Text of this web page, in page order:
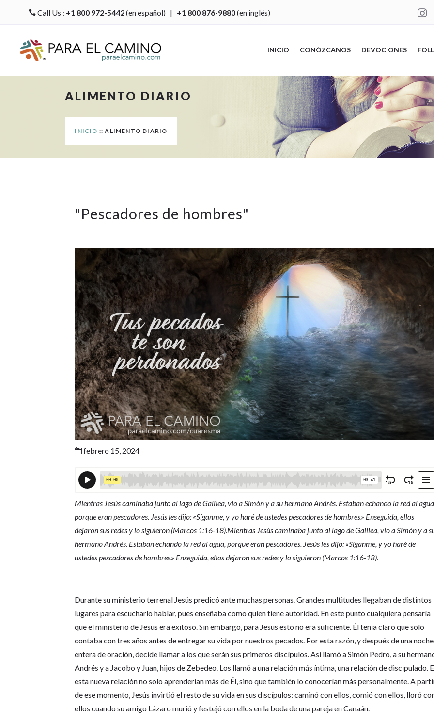
Call Us : +1 800 972-5442(en español) | +1 800 876-9880(en inglés) 
INICIO CONÓZCANOS DEVOCIONES
ALIMENTO DIARIO
INICIO :: ALIMENTO DIARIO
"Pescadores de hombres"
 febrero 15, 2024
Mientras Jesús caminaba junto al lago de Galilea, vio a Simón y a su hermano Andrés. Estaban echando la red al
porque eran pescadores. Jesús les dijo: «Síganme, y yo haré de ustedes pescadores de hombres.» Enseguida, ellos
dejaron sus redes y lo siguieron (Marcos 1:16-18).Mientras Jesús caminaba junto al lago de Galilea, vio a Simón y a
hermano Andrés. Estaban echando la red al agua, porque eran pescadores. Jesús les dijo: «Síganme, y yo haré de
ustedes pescadores de hombres.» Enseguida, ellos dejaron sus redes y lo siguieron (Marcos 1:16-18).
Durante su ministerio terrenal Jesús predicó ante muchas personas. Grandes multitudes llegaban de distintos
lugares para escucharlo hablar, pues enseñaba como quien tiene autoridad. En este punto cualquiera pensaría
que el ministerio de Jesús era exitoso. Sin embargo, para Jesús esto no era suficiente. Él tenía claro que solo
contaba con tres años antes de entregar su vida por nuestros pecados. Por esta razón, y después de una noche
entera de oración, decide llamar a los que serán sus primeros discípulos. Así llamó a Simón Pedro, a su
Andrés y a Jacobo y Juan, hijos de Zebedeo. Los llamó a una relación más íntima, una relación de discipulado.
esta nueva relación no solo aprenderían más de Él, sino que también lo conocerían más personalmente. A
de ese momento, Jesús invirtió el resto de su vida en sus discípulos: caminó con ellos, comió con ellos, lloró
ellos cuando su amigo Lázaro murió y festejó con ellos en la boda de una pareja en Canaán.